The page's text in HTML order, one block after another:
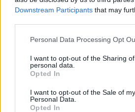
Downstream Participants that may
Please note that this website/app
not limited to your visit or usage
grant or deny consent to Google and
use your data for below specified
consent section.
Personal Data Processing Opt
I want to opt-out of the Sharing
personal data.
Opted In
I want to opt-out of the Sale of my
Personal Data.
Opted In
Amire többmillióan vártunk:
Helyi hírek